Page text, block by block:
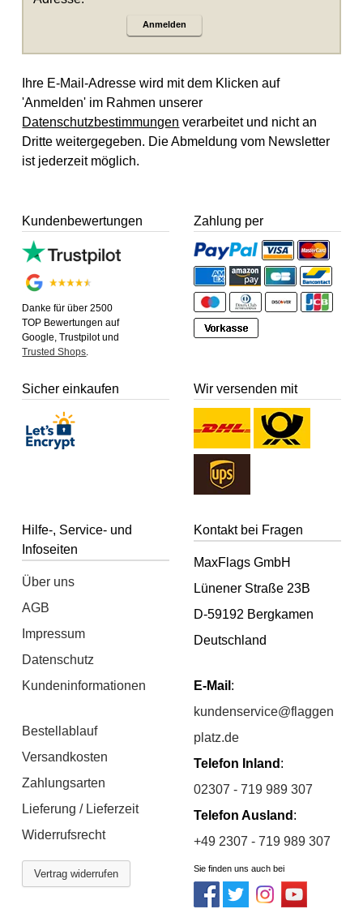
Anmelden
Ihre E-Mail-Adresse wird mit dem Klicken auf
'Anmelden' im Rahmen unserer
Datenschutzbestimmungen verarbeitet und nicht an
Dritte weitergegeben. Die Abmeldung vom Newsletter
ist jederzeit möglich.
Kundenbewertungen
Danke für über 2500
TOP Bewertungen auf
Google, Trustpilot und
Trusted Shops.
Zahlung per
Sicher einkaufen Wir versenden mit
Hilfe-, Service- und
Infoseiten
Über uns
AGB
Impressum
Datenschutz
Kundeninformationen
Bestellablauf
Versandkosten
Zahlungsarten
Lieferung / Lieferzeit
Widerrufsrecht
Vertrag widerrufen
Kontakt bei Fragen
MaxFlags GmbH
Lünener Straße 23B
D-59192 Bergkamen
Deutschland
E-Mail :
kundenservice@flaggen
platz.de
Telefon Inland :
02307 - 719 989 307
Telefon Ausland :
+49 2307 - 719 989 307
Sie finden uns auch bei